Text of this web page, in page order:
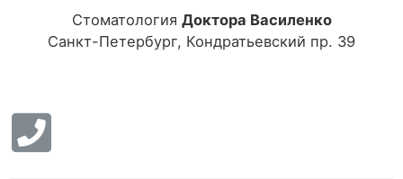
Стоматология Доктора Василенко
Санкт-Петербург, Кондратьевский пр. 39